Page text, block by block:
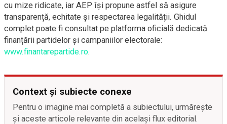
cu mize ridicate, iar AEP își propune astfel să asigure
transparență, echitate și respectarea legalității. Ghidul
complet poate fi consultat pe platforma oficială dedicată
finanțării partidelor și campaniilor electorale:
www.finantarepartide.ro.
Context și subiecte conexe
Pentru o imagine mai completă a subiectului, urmărește
și aceste articole relevante din același flux editorial.